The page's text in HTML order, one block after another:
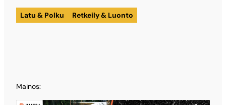
Latu & Polku Retkeily & Luonto
Mainos: